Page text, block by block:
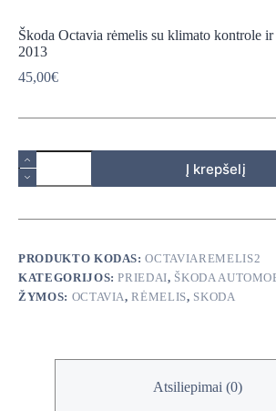
Škoda Octavia rėmelis su klimato kontrole
2013
45,00€
produkto
kiekis:
Škoda
rėmelis
kontrole
ir
be
Į krepšelį
PRODUKTO KODAS:OCTAVIAREMELIS2
KATEGORIJOS:PRIEDAI, ŠKODA
ŽYMOS: OCTAVIA,RĖMELIS, SKODA
Atsiliepimai (0)